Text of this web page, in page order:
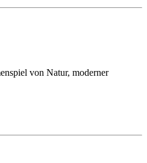
von Natur, moderner